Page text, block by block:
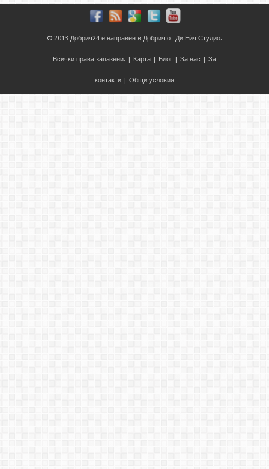
© 2013 Добрич24 е направен в Добрич от Ди Ейч Студио.
Всички права запазени. | Карта | Блог | За нас | За
контакти | Общи условия